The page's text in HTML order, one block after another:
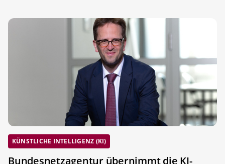
KÜNSTLICHE INTELLIGENZ (KI)
Bundesnetzagentur übernimmt die KI-